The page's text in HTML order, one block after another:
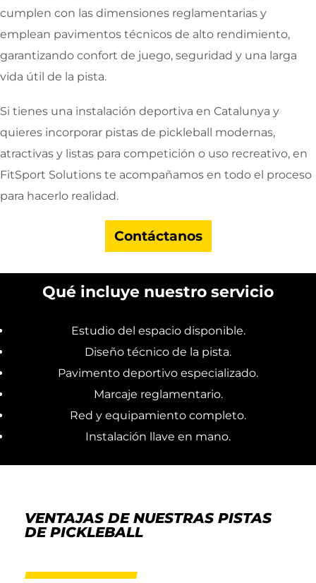
cumplen con las dimensiones reglamentarias y
emplean pavimentos técnicos de alto rendimiento,
garantizando confort de juego, seguridad y una larga
vida útil de la pista.
Si tienes una instalación deportiva en Catalunya y
quieres incorporar pistas de pickleball modernas,
atractivas y listas para competición o uso recreativo, en
FitSport Solutions te acompañamos en todo el proceso
para hacerlo realidad.
Contáctanos
Qué incluye nuestro servicio
Estudio del espacio disponible.
Diseño técnico de la pista.
Pavimento deportivo especializado.
Marcaje reglamentario.
Red y equipamiento completo.
Instalación llave en mano.
VENTAJAS DE NUESTRAS PISTAS
DE PICKLEBALL